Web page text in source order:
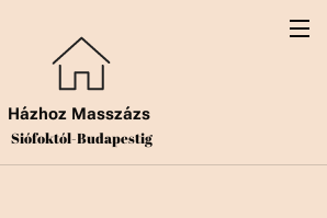
Házhoz Masszázs
Siófoktól-Budapestig